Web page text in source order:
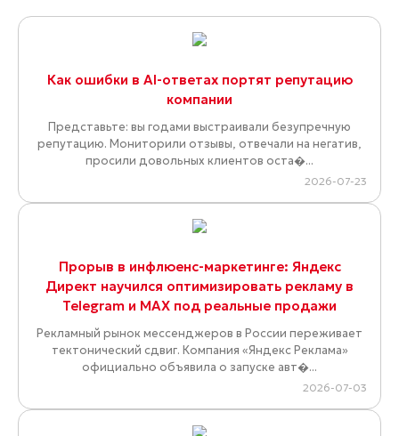
Как ошибки в AI-ответах портят репутацию
компании
Представьте: вы годами выстраивали безупречную
репутацию. Мониторили отзывы, отвечали на негатив,
просили довольных клиентов оста�...
2026-07-23
Прорыв в инфлюенс-маркетинге: Яндекс
Директ научился оптимизировать рекламу в
Telegram и MAX под реальные продажи
Рекламный рынок мессенджеров в России переживает
тектонический сдвиг. Компания «Яндекс Реклама»
официально объявила о запуске авт�...
2026-07-03